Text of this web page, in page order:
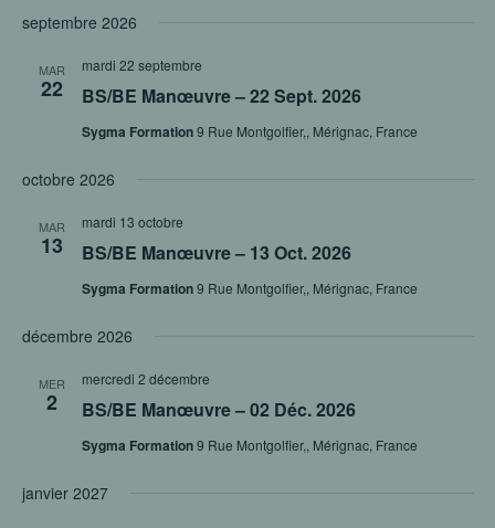
une
date.
septembre 2026
MAR
22 BS/BE Manœuvre – 22 Sept. 2026
mardi 22 septembre
Sygma Formation9 Rue Montgolfier,, Mérignac, France
octobre 2026
MAR
13 BS/BE Manœuvre – 13 Oct. 2026
mardi 13 octobre
Sygma Formation9 Rue Montgolfier,, Mérignac, France
décembre 2026
MER
2 BS/BE Manœuvre – 02 Déc. 2026
mercredi 2 décembre
Sygma Formation9 Rue Montgolfier,, Mérignac, France
janvier 2027